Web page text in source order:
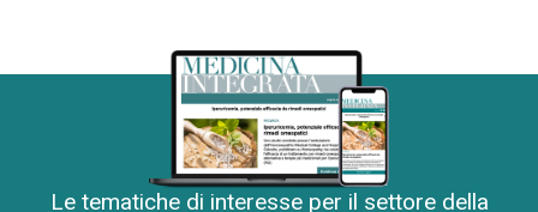
Le tematiche di interesse per il settore della